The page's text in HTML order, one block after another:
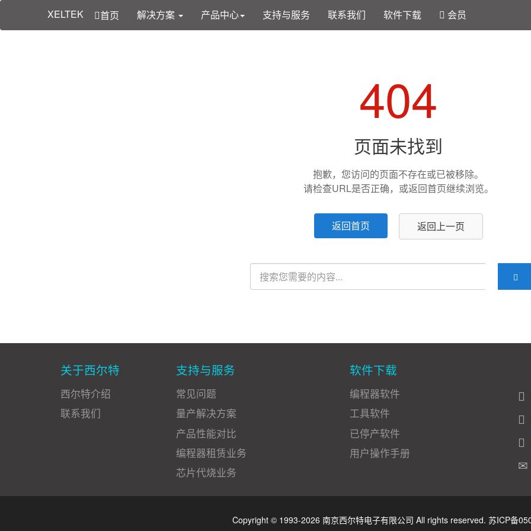
XELTEK 首页 解决方案 产品中心 支持与服务 联系我们 软件下载 会员
404
页面未找到
抱歉，您访问的页面不存在或已被移除。
请检查URL是否正确，或返回首页继续浏览。
返回首页 返回上一页
关于西尔特
西尔特介绍
联系我们
支持与服务
常见问题
量产解决方案
产品性能对比
编程器租赁业务
芯片代烧业务
软件下载
编程器软件
工具软件
已停产软件
用户操作手册
Copyright © 1993-2026 南京西尔特电子有限公司 All rights reserved. 苏ICP备